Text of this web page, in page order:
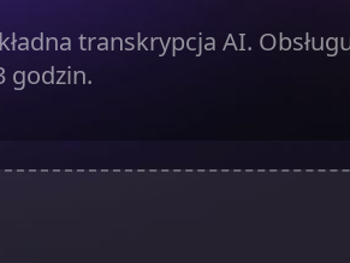
transkrypcja AI.
godzin.